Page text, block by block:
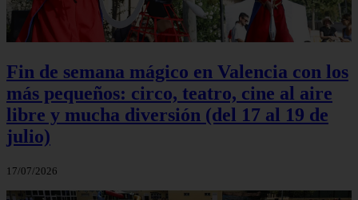
Fin de semana mágico en Valencia con los
más pequeños: circo, teatro, cine al aire
libre y mucha diversión (del 17 al 19 de
julio)
17/07/2026